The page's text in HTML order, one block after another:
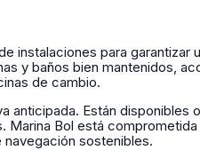
instalaciones para garantizar
y baños bien mantenidos,
de cambio.
anticipada. Están disponibles
Marina Bol está
sostenibles.